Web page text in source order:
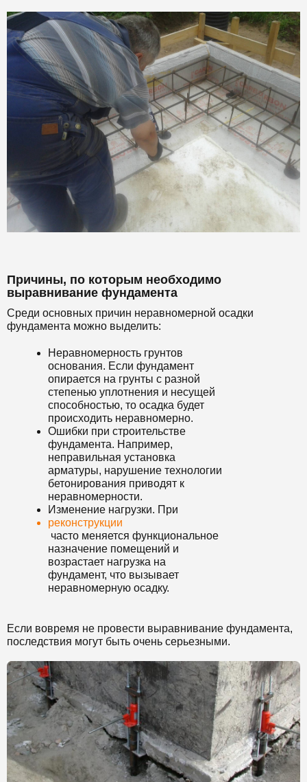
Причины, по которым необходимо
выравнивание фундамента
Среди основных причин неравномерной осадки
фундамента можно выделить:
Неравномерность грунтов
основания. Если фундамент
опирается на грунты с разной
степенью уплотнения и несущей
способностью, то осадка будет
происходить неравномерно.
Ошибки при строительстве
фундамента. Например,
неправильная установка
арматуры, нарушение технологии
бетонирования приводят к
неравномерности.
Изменение нагрузки. При
реконструкции
часто меняется функциональное
назначение помещений и
возрастает нагрузка на
фундамент, что вызывает
неравномерную осадку.
Если вовремя не провести выравнивание фундамента,
последствия могут быть очень серьезными.